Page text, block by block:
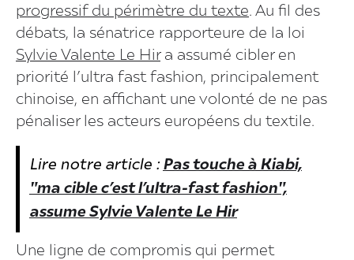
progressif du périmètre du texte. Au fil des
débats, la sénatrice rapporteure de la loi
Sylvie Valente Le Hira assumé cibler en
priorité l’ultra fast fashion, principalement
chinoise, en affichant une volonté de ne pas
pénaliser les acteurs européens du textile.
Lire notre article : Pas touche à Kiabi,
"ma cible c’est l’ultra-fast fashion",
assume Sylvie Valente Le Hir
Une ligne de compromis qui permet